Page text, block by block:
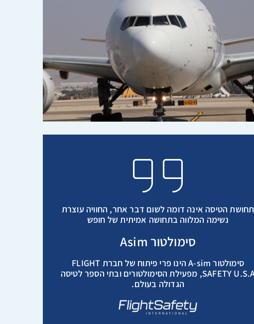
תחושת הטיסה אינה דומה לשום דבר אחר, החוויה עוצרת
נשימה המלווה בתחושה אמיתית של חופש
סימולטור Asim
סימולטור A-sim הינו פרי פיתוח של חברת FLIGHT
SAFETY U.S.A, מפעילת הסימולטורים ובתי הספר לטיסה
הגדולה בעולם.